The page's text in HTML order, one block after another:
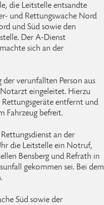
die Leitstelle entsandte
und Rettungswache Nord
und Süd sowie den
Der A-Dienst
sich an der
verunfallten Person aus
eingeleitet. Hierzu
entfernt und
Fahrzeug befreit.
an der
die Leitstelle ein Notruf,
Bensberg und Refrath in
gekommen sei. Bei dem
Süd sowie der